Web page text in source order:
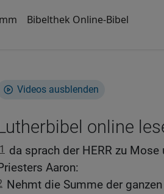
Bibelthek Online-Bibel
Videos ausblenden
online
1 da sprach der HERR zu
Aaron:
Nehmt die Summe der